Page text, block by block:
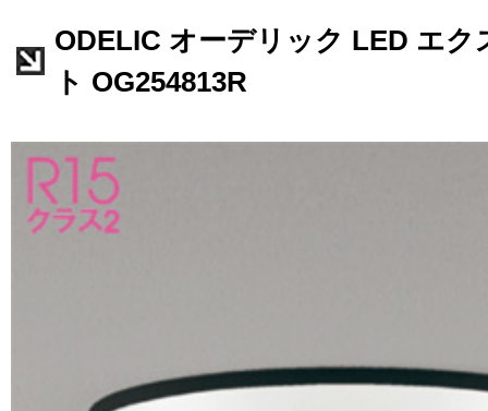
ODELIC オーデリック LED エク
ト OG254813R